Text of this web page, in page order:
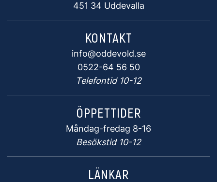
451 34 Uddevalla
KONTAKT
info@oddevold.se
0522-64 56 50
Telefontid 10-12
ÖPPETTIDER
Måndag-fredag 8-16
Besökstid 10-12
LÄNKAR